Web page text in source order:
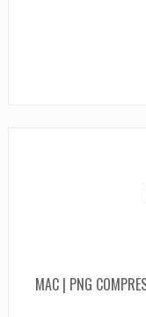
MAC | PNG